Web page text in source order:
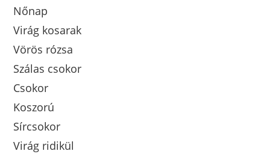
Nőnap
Virág kosarak
Vörös rózsa
Szálas csokor
Csokor
Koszorú
Sírcsokor
Virág ridikül